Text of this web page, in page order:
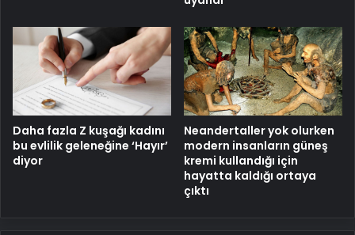
Daha fazla Z kuşağı kadını
bu evlilik geleneğine ‘Hayır’
diyor
Neandertaller yok olurken
modern insanların güneş
kremi kullandığı için
hayatta kaldığı ortaya
çıktı